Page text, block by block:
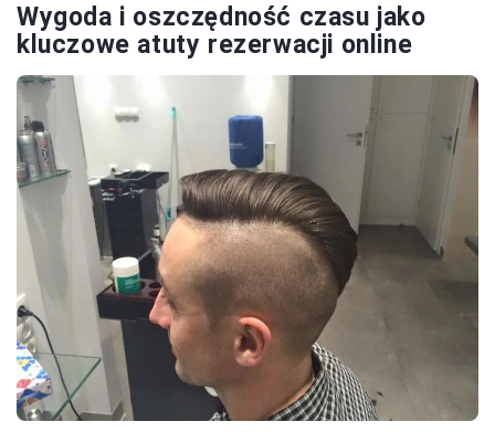
Wygoda i oszczędność czasu jako
kluczowe atuty rezerwacji online